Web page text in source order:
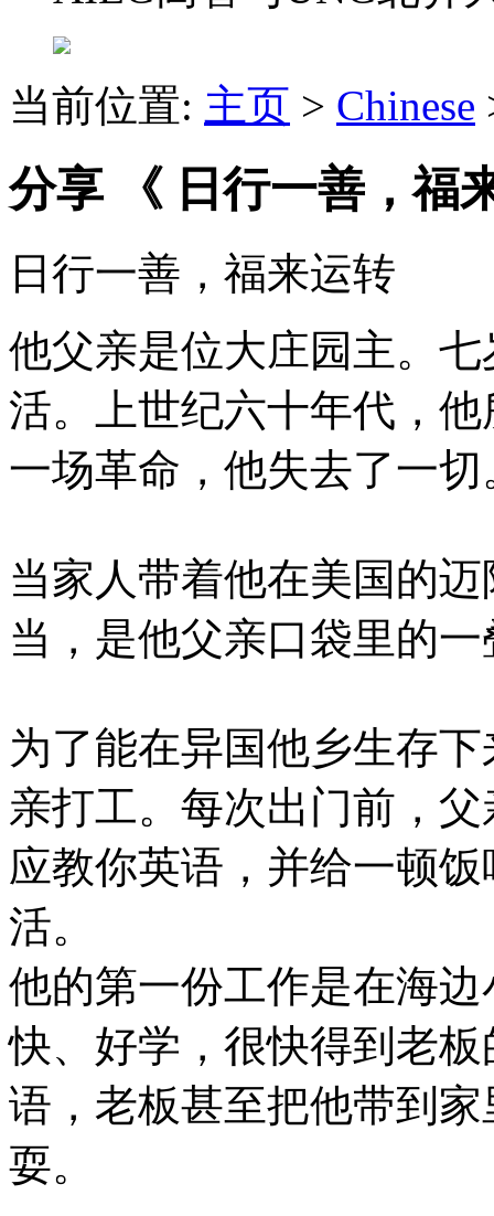
当前位置: 主页 > Chinese
分享 《 日行一善，福
日行一善，福来运转
他父亲是位大庄园主。
活。上世纪六十年代，
一场革命，他失去了一切
当家人带着他在美国的
当，是他父亲口袋里的
为了能在异国他乡生存
亲打工。每次出门前，
应教你英语，并给一顿
活。
他的第一份工作是在海
快、好学，很快得到老
语，老板甚至把他带到
耍。